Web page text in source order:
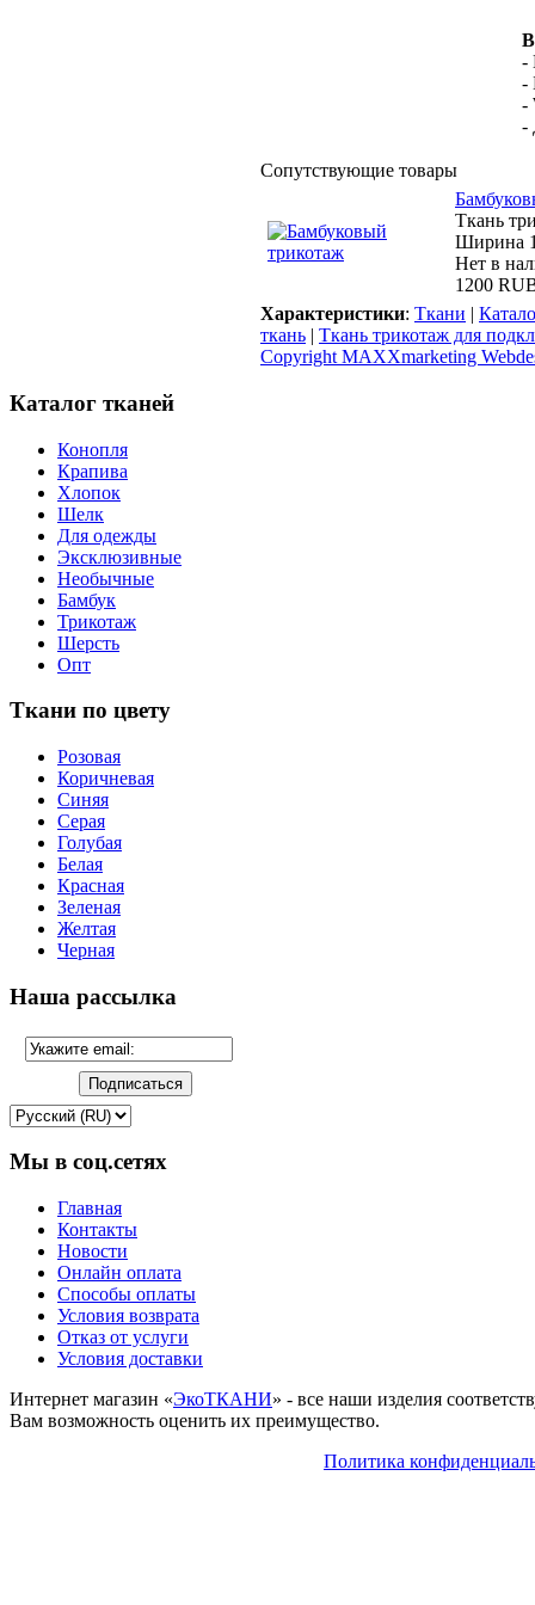
-
-
-
-
Сопутствующие товары
Ткань
Ширина
Нет в
1200
Характеристики: Ткани |
ткань | Ткань трикотаж для
Copyright MAXXmarketing
Каталог тканей
Конопля
Крапива
Хлопок
Шелк
Для одежды
Эксклюзивные
Необычные
Бамбук
Трикотаж
Шерсть
Опт
Ткани по цвету
Розовая
Коричневая
Синяя
Серая
Голубая
Белая
Красная
Зеленая
Желтая
Черная
Наша рассылка
Мы в соц.сетях
Главная
Контакты
Новости
Онлайн оплата
Способы оплаты
Условия возврата
Отказ от услуги
Условия доставки
Интернет магазин «ЭкоТКАНИ» - все наши изделия
Вам возможность оценить их преимущество.
Политика